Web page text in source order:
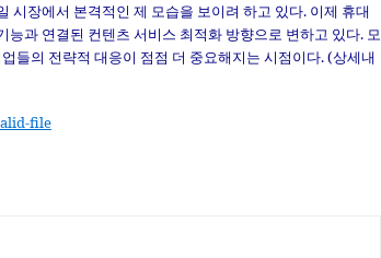
시장에서 본격적인 제 모습을 보이려 하고 있다. 이제 휴대
과 연결된 컨텐츠 서비스 최적화 방향으로 변하고 있다. 모
들의 전략적 대응이 점점 더 중요해지는 시점이다. (상세내
file